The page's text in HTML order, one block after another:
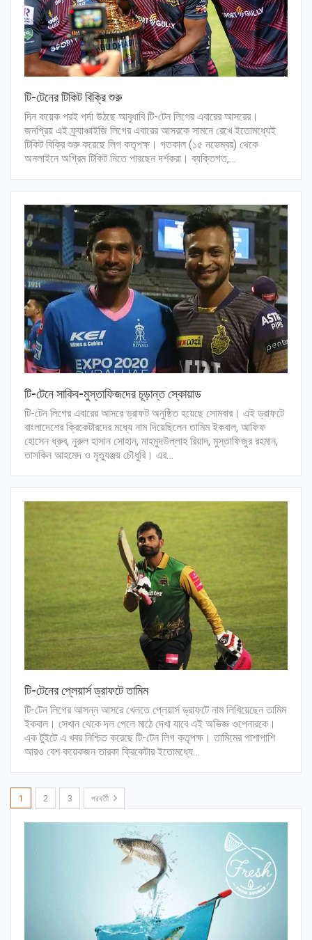
টি-টেনের টিকিট বিক্রি শুরু
দিন কয়েক পরই পর্দা উঠছে আবুধাবি টি-টেন লিগের এবারের আসরের।
জনপ্রিয় এই ফ্র্যাঞ্চাইজি লিগের এবারের আসরকে সামনে রেখে ইতোমধ্যেই
টিকিট বিক্রি শুরু করেছে লিগ কতৃপক্ষ। গতকাল (১৫ নভেম্বর) থেকে
অনলাইনে অগ্রিম টিকিট নিতে পারছেন দর্শকরা। ব্যক্তিগত,…
টি-টেনে সাকিব-মুস্তাফিজদের চূড়ান্ত স্কোয়াড
টি-টেন লিগের এবারের আসরে ড্রাফট অনুষ্ঠিত হয়েছে সোমবার। এই ড্রাফটে
বাংলাদেশের ক্রিকেটারদের মধ্যে নাম দিয়েছিলেন তামিম ইকবাল, আফিফ
হোসেন ধ্রুব, নুরুল হাসান সোহান, মাহমুদউল্লাহ রিয়াদ, মুস্তাফিজুর রহমান,
তাসকিন আহমেদ ও মৃত্যুঞ্জয় চৌধুরি। এর…
টি-টেনের প্লেয়ার্স ড্রাফটে তামিম
টি-টেন লিগের আসন্ন আসরে খেলতে প্লেয়ার্স ড্রাফটে নাম লিখিয়েছেন তামিম
ইকবাল। সেখান থেকে দল পেলে মাঠে দেখা যাবে এই অভিজ্ঞ ওপেনারকে।
এক টুইটে এ খবর নিশ্চিত করেছে টি-টেন লিগ কতৃপক্ষ। তামিমের পাশাপাশি
আরও বেশ কয়েকজন তারকা ক্রিকেটার ইতোমধ্যে…
1 2 3 পরবর্তী